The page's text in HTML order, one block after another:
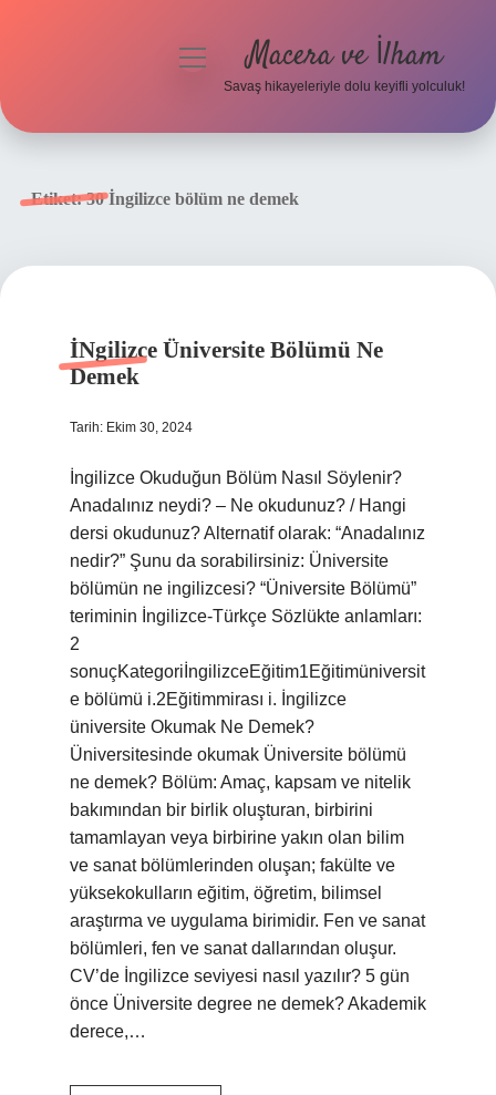
menüyüMacera ve İlham
Savaş hikayeleriyle dolu keyifli yolculuk!
Etiket:30 İngilizce bölüm ne demek
İNgilizce Üniversite Bölümü Ne
Demek
Tarih: Ekim 30, 2024
İngilizce Okuduğun Bölüm Nasıl Söylenir?
Anadalınız neydi? – Ne okudunuz? / Hangi
dersi okudunuz? Alternatif olarak: “Anadalınız
nedir?” Şunu da sorabilirsiniz: Üniversite
bölümün ne ingilizcesi? “Üniversite Bölümü”
teriminin İngilizce-Türkçe Sözlükte anlamları:
2
sonuçKategoriİngilizceEğitim1Eğitimüniversit
e bölümü i.2Eğitimmirası i. İngilizce
üniversite Okumak Ne Demek?
Üniversitesinde okumak Üniversite bölümü
ne demek? Bölüm: Amaç, kapsam ve nitelik
bakımından bir birlik oluşturan, birbirini
tamamlayan veya birbirine yakın olan bilim
ve sanat bölümlerinden oluşan; fakülte ve
yüksekokulların eğitim, öğretim, bilimsel
araştırma ve uygulama birimidir. Fen ve sanat
bölümleri, fen ve sanat dallarından oluşur.
CV’de İngilizce seviyesi nasıl yazılır? 5 gün
önce Üniversite degree ne demek? Akademik
derece,…